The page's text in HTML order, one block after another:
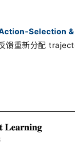
Selection &
馈重新分配